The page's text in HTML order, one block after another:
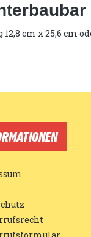
cm x 25,6 cm